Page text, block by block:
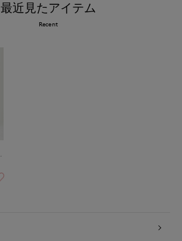
最近見たアイテム
Recent